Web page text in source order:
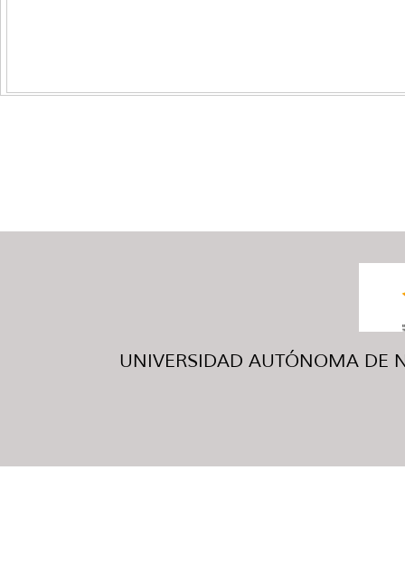
UNIVERSIDAD AUTÓNOMA DE